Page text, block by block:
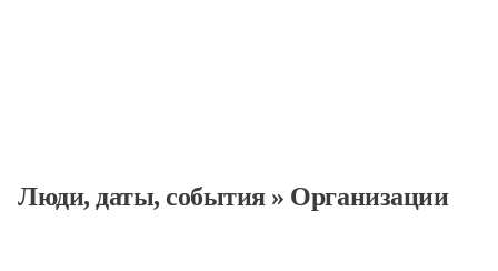
Люди, даты, cобытия» Организации